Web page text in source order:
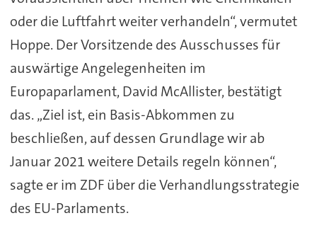
oder die Luftfahrt weiter verhandeln“, vermutet
Hoppe. Der Vorsitzende des Ausschusses für
auswärtige Angelegenheiten im
Europaparlament, David McAllister, bestätigt
das. „Ziel ist, ein Basis-Abkommen zu
beschließen, auf dessen Grundlage wir ab
Januar 2021 weitere Details regeln können“,
sagte er im ZDF über die Verhandlungsstrategie
des EU-Parlaments.